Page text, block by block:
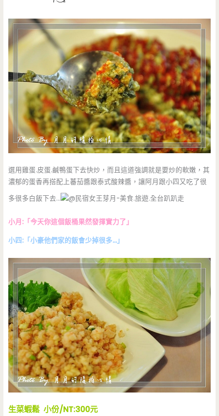
選用雞蛋.皮蛋.鹹鴨蛋下去快炒，而且這道強調就是要炒的軟嫩，其
濃郁的蛋香再搭配上蕃茄醬跟泰式酸辣醬，讓阿月跟小四又吃了很
多很多白飯下去…
小月:「今天你這個飯桶果然發揮實力了」
小四:「小豪他們家的飯會少掉很多…」
生菜蝦鬆 小份/NT:300元